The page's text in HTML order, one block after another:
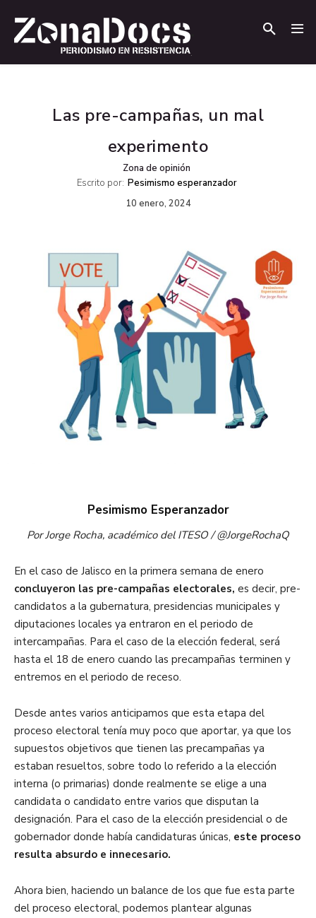
Las pre-campañas, un mal
experimento
Zona de opinión
Escrito por: Pesimismo esperanzador
10 enero, 2024
Pesimismo Esperanzador
Por Jorge Rocha, académico del ITESO / @JorgeRochaQ
En el caso de Jalisco en la primera semana de enero
concluyeron las pre-campañas electorales, es decir, pre-
candidatos a la gubernatura, presidencias municipales y
diputaciones locales ya entraron en el periodo de
intercampañas. Para el caso de la elección federal, será
hasta el 18 de enero cuando las precampañas terminen y
entremos en el periodo de receso.
Desde antes varios anticipamos que esta etapa del
proceso electoral tenía muy poco que aportar, ya que los
supuestos objetivos que tienen las precampañas ya
estaban resueltos, sobre todo lo referido a la elección
interna (o primarias) donde realmente se elige a una
candidata o candidato entre varios que disputan la
designación. Para el caso de la elección presidencial o de
gobernador donde había candidaturas únicas, este proceso
resulta absurdo e innecesario.
Ahora bien, haciendo un balance de los que fue esta parte
del proceso electoral, podemos plantear algunas